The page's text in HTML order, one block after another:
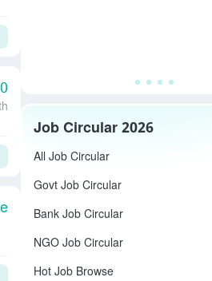
Job Circular 2026
All Job Circular
Govt Job Circular
Bank Job Circular
NGO Job Circular
Hot Job Browse